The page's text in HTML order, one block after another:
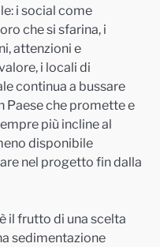
i social come
che si sfarina, i
attenzioni e
i locali di
continua a bussare
Paese che promette e
più incline al
disponibile
nel progetto fin dalla
il frutto di una scelta
sedimentazione